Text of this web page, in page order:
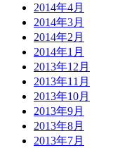
2014年4月
2014年3月
2014年2月
2014年1月
2013年12月
2013年11月
2013年10月
2013年9月
2013年8月
2013年7月